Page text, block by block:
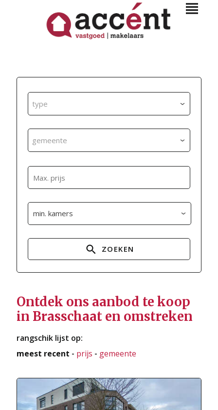
type
gemeente
ZOEKEN
Ontdek ons aanbod te koop
in Brasschaat en omstreken
rangschik lijst op:
meest recent - prijs - gemeente